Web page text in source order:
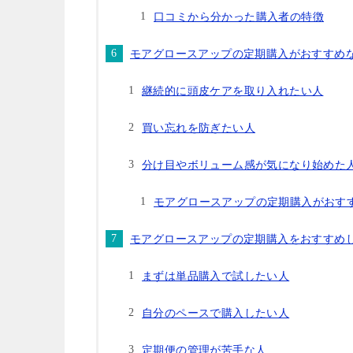
口コミから分かった購入者の特徴
モアグロースアップの定期購入がおすすめ
継続的に頭皮ケアを取り入れたい人
買い忘れを防ぎたい人
分け目やボリューム感が気になり始めた
モアグロースアップの定期購入がおす
モアグロースアップの定期購入をおすすめ
まずは単品購入で試したい人
自分のペースで購入したい人
定期便の管理が苦手な人